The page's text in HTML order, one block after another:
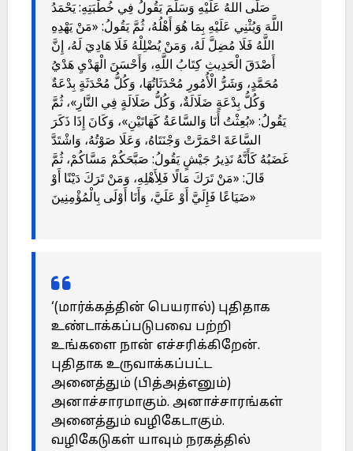
صَلَّى اللهُ عَلَيْهِ وَسَلَّمَ يَقُولُ فِي خُطْبَتِهِ: يَحْمَدُ
اللَّهَ وَيُثْنِي عَلَيْهِ بِمَا هُوَ أَهْلُهُ، ثُمَّ يَقُولُ: «مَنْ يَهْدِهِ
اللَّهُ فَلَا مُضِلَّ لَهُ، وَمَنْ يُضْلِلْهُ فَلَا هَادِيَ لَهُ، إِنَّ
أَصْدَقَ الْحَدِيثِ كِتَابُ اللَّهِ، وَأَحْسَنَ الْهَدْيِ هَدْيُ
مُحَمَّدٍ، وَشَرُّ الْأُمُورِ مُحْدَثَاتُهَا، وَكُلُّ مُحْدَثَةٍ بِدْعَةٌ
وَكُلُّ بِدْعَةٍ ضَلَالَةٌ، وَكُلُّ ضَلَالَةٍ فِي النَّارِ»، ثُمَّ
يَقُولُ: «بُعِثْتُ أَنَا وَالسَّاعَةُ كَهَاتَيْنِ»، وَكَانَ إِذَا ذَكَرَ
السَّاعَةَ احْمَرَّتْ وَجْنَتَاهُ، وَعَلَا صَوْتُهُ، وَاشْتَدَّ
غَضَبُهُ كَأَنَّهُ نَذِيرُ جَيْشٍ يَقُولُ: صَبَّحَكُمْ مَسَّاكُمْ، ثُمَّ
قَالَ: «مَنْ تَرَكَ مَالًا فَلِأَهْلِهِ، وَمَنْ تَرَكَ دَيْنًا أَوْ
ضَيَاعًا فَإِلَيَّ أَوْ عَلَيَّ، وَأَنَا أَوْلَى بِالْمُؤْمِنِينَ»
‘(மார்க்கத்தின் பெயரால்) புதிதாக
உண்டாக்கப்படுபவை பற்றி
உங்களை நான் எச்சரிக்கிறேன்.
புதிதாக உருவாக்கப்பட்ட
அனைத்தும் (பித்அத்எனும்)
அனாச்சாரமாகும். அனாச்சாரங்கள்
அனைத்தும் வழிகேடாகும்.
வழிகேடுகள் யாவும் நரகத்தில்